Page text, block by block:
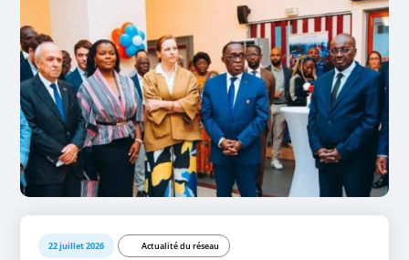
22 juillet 2026 Actualité du réseau